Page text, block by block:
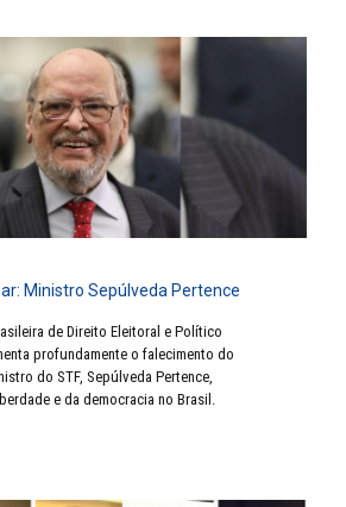
Ministro Sepúlveda Pertence
de Direito Eleitoral e Político
profundamente o falecimento do
do STF, Sepúlveda Pertence,
e da democracia no Brasil.